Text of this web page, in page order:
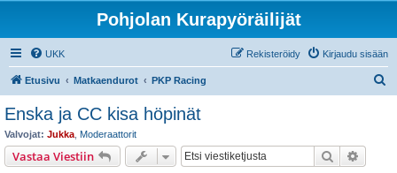
Pohjolan Kurapyöräilijät
UKK Kirjaudu sisään
Rekisteröidy
Etusivu Matkaendurot PKP Racing
Enska ja CC kisa höpinät
Valvojat: Jukka Moderaattorit
Vastaa Viestiin Etsi